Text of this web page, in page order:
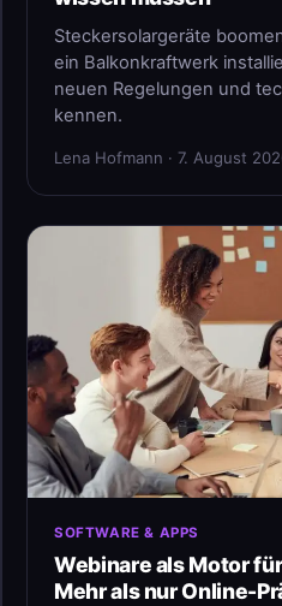
Steckersolargeräte
ein Balkonkraftwerk
neuen Regelungen und
kennen.
Lena Hofmann · 7. August
SOFTWARE & APPS
Webinare als Motor
Mehr als nur Online-